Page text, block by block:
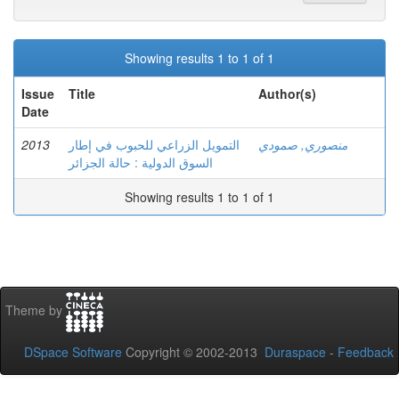
Showing results 1 to 1 of 1
Issue
Date
Title Author(s)
2013
التمويل الزراعي للحبوب في إطار
السوق الدولية : حالة الجزائر
منصوري, صمودي
Showing results 1 to 1 of 1
Theme by
DSpace Software Copyright © 2002-2013 Duraspace - Feedback